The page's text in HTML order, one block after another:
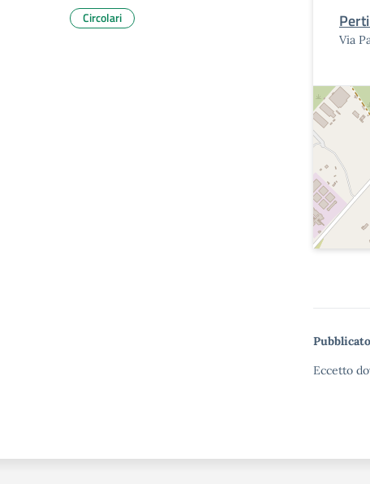
Via
Eccetto
Circolari